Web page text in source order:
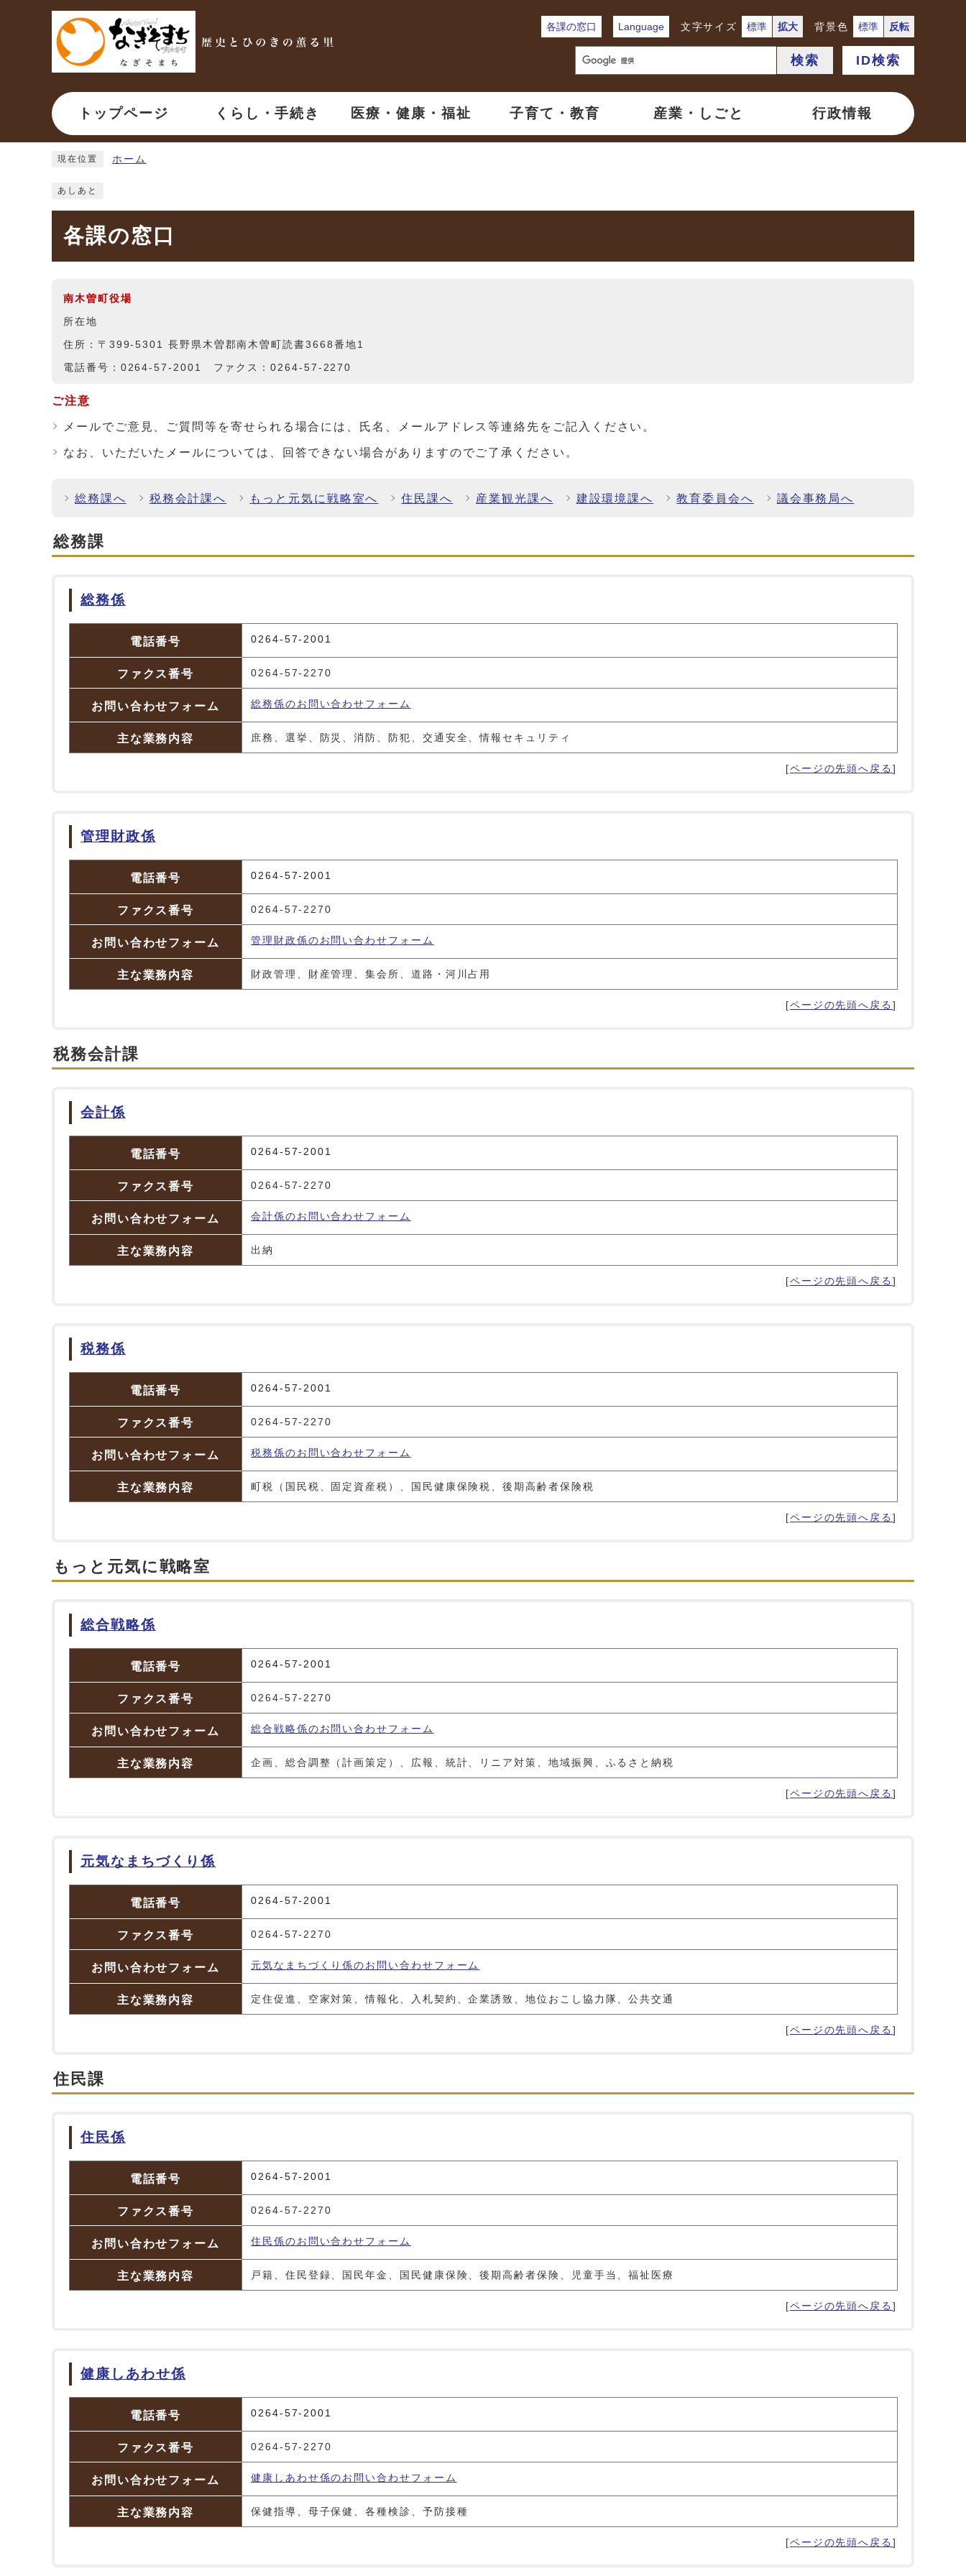
ページの先頭です
各課の窓口 Language 文字サイズ 標準 拡大 背景色 標準 反転
検索 ID検索
トップページ くらし・手続き 医療・健康・福祉 子育て・教育 産業・しごと 行政情報
現在位置 ホーム
あしあと
各課の窓口
南木曽町役場
所在地
住所：〒399-5301 長野県木曽郡南木曽町読書3668番地1
電話番号：0264-57-2001 ファクス：0264-57-2270
ご注意
メールでご意見、ご質問等を寄せられる場合には、氏名、メールアドレス等連絡先をご記入ください。
なお、いただいたメールについては、回答できない場合がありますのでご了承ください。
総務課へ 税務会計課へ もっと元気に戦略室へ 住民課へ 産業観光課へ 建設環境課へ 教育委員会へ 議会事務局へ
総務課
総務係
電話番号
0264-57-2001
ファクス番号 0264-57-2270
お問い合わせフォーム 総務係のお問い合わせフォーム
主な業務内容 庶務、選挙、防災、消防、防犯、交通安全、情報セキュリティ
[ページの先頭へ戻る]
管理財政係
電話番号
0264-57-2001
ファクス番号 0264-57-2270
お問い合わせフォーム 管理財政係のお問い合わせフォーム
主な業務内容 財政管理、財産管理、集会所、道路・河川占用
[ページの先頭へ戻る]
税務会計課
会計係
電話番号
0264-57-2001
ファクス番号 0264-57-2270
お問い合わせフォーム 会計係のお問い合わせフォーム
主な業務内容 出納
[ページの先頭へ戻る]
税務係
電話番号
0264-57-2001
ファクス番号 0264-57-2270
お問い合わせフォーム 税務係のお問い合わせフォーム
主な業務内容 町税（国民税、固定資産税）、国民健康保険税、後期高齢者保険税
[ページの先頭へ戻る]
もっと元気に戦略室
総合戦略係
電話番号
0264-57-2001
ファクス番号 0264-57-2270
お問い合わせフォーム 総合戦略係のお問い合わせフォーム
主な業務内容 企画、総合調整（計画策定）、広報、統計、リニア対策、地域振興、ふるさと納税
[ページの先頭へ戻る]
元気なまちづくり係
電話番号
0264-57-2001
ファクス番号 0264-57-2270
お問い合わせフォーム 元気なまちづくり係のお問い合わせフォーム
主な業務内容 定住促進、空家対策、情報化、入札契約、企業誘致、地位おこし協力隊、公共交通
[ページの先頭へ戻る]
住民課
住民係
電話番号
0264-57-2001
ファクス番号 0264-57-2270
お問い合わせフォーム 住民係のお問い合わせフォーム
主な業務内容 戸籍、住民登録、国民年金、国民健康保険、後期高齢者保険、児童手当、福祉医療
[ページの先頭へ戻る]
健康しあわせ係
電話番号
0264-57-2001
ファクス番号 0264-57-2270
お問い合わせフォーム 健康しあわせ係のお問い合わせフォーム
主な業務内容 保健指導、母子保健、各種検診、予防接種
[ページの先頭へ戻る]